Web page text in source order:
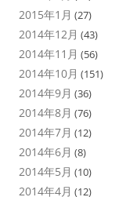
2015年1月 (27)
2014年12月 (43)
2014年11月 (56)
2014年10月 (151)
2014年9月 (36)
2014年8月 (76)
2014年7月 (12)
2014年6月 (8)
2014年5月 (10)
2014年4月 (12)